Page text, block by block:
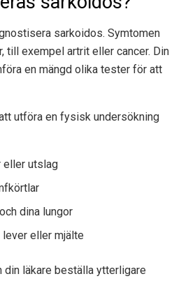
sarkoidos. Symtomen
till exempel artrit eller cancer. Din
en mängd olika tester för att
utföra en fysisk undersökning
eller utslag
dina lungor
eller mjälte
din läkare beställa ytterligare